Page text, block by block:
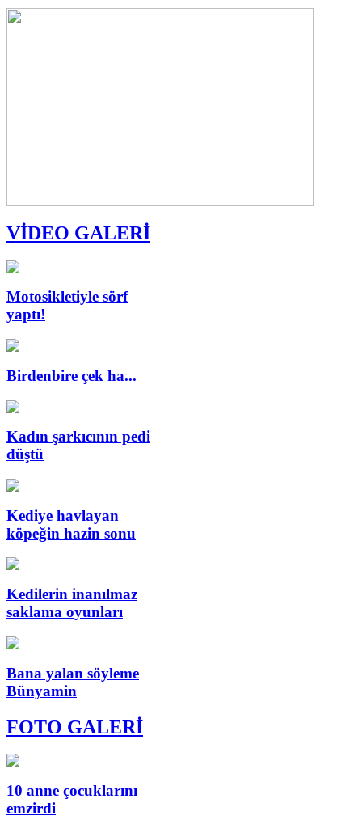
VİDEO GALERİ
Motosikletiyle sörf
yaptı!
Birdenbire çek ha...
Kadın şarkıcının pedi
düştü
Kediye havlayan
köpeğin hazin sonu
Kedilerin inanılmaz
saklama oyunları
Bana yalan söyleme
Bünyamin
FOTO GALERİ
10 anne çocuklarını
emzirdi